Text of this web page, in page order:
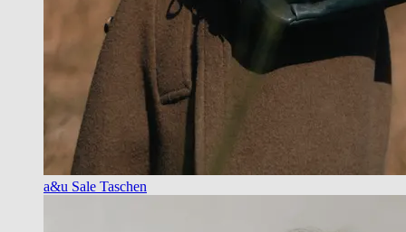
a&u Sale Taschen